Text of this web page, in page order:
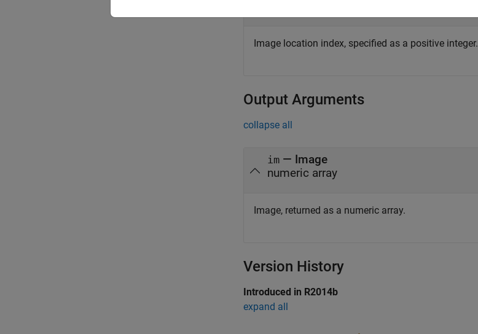
Image location index, specified as a positive integer.
Output Arguments
collapse all
im — Image
numeric array
Image, returned as a numeric array.
Version History
Introduced in R2014b
expand all